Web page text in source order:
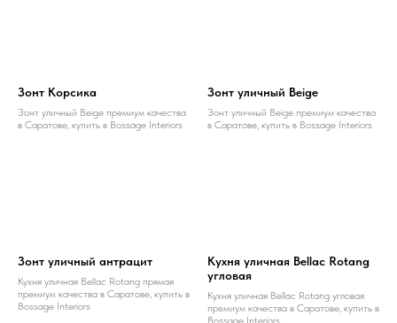
Зонт Корсика
Зонт уличный Beige премиум качества
в Саратове, купить в Bossage Interiors
Зонт уличный Beige
Зонт уличный Beige премиум качества
в Саратове, купить в Bossage Interiors
Зонт уличный антрацит
Кухня уличная Bellac Rotang прямая
премиум качества в Саратове, купить в
Bossage Interiors
Кухня уличная Bellac Rotang
угловая
Кухня уличная Bellac Rotang угловая
премиум качества в Саратове, купить в
Bossage Interiors